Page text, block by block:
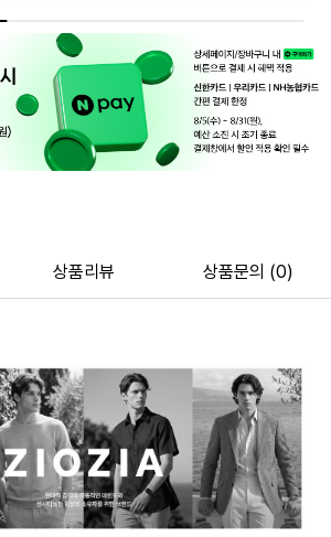
상품리뷰 상품문의 (0)